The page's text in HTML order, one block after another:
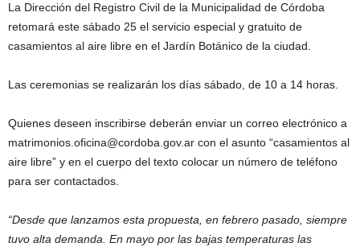
La Dirección del Registro Civil de la Municipalidad de Córdoba
retomará este sábado 25 el servicio especial y gratuito de
casamientos al aire libre en el Jardín Botánico de la ciudad.
Las ceremonias se realizarán los días sábado, de 10 a 14 horas.
Quienes deseen inscribirse deberán enviar un correo electrónico a
matrimonios.oficina@cordoba.gov.ar con el asunto “casamientos al
aire libre” y en el cuerpo del texto colocar un número de teléfono
para ser contactados.
“Desde que lanzamos esta propuesta, en febrero pasado, siempre
tuvo alta demanda. En mayo por las bajas temperaturas las